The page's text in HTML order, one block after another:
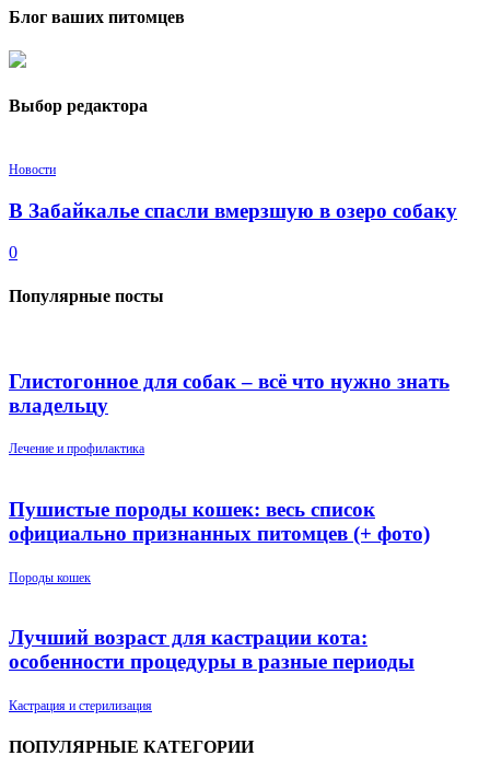
Блог ваших питомцев
Выбор редактора
Новости
В Забайкалье спасли вмерзшую в озеро собаку
0
Популярные посты
Глистогонное для собак – всё что нужно знать
владельцу
Лечение и профилактика
Пушистые породы кошек: весь список
официально признанных питомцев (+ фото)
Породы кошек
Лучший возраст для кастрации кота:
особенности процедуры в разные периоды
Кастрация и стерилизация
ПОПУЛЯРНЫЕ КАТЕГОРИИ